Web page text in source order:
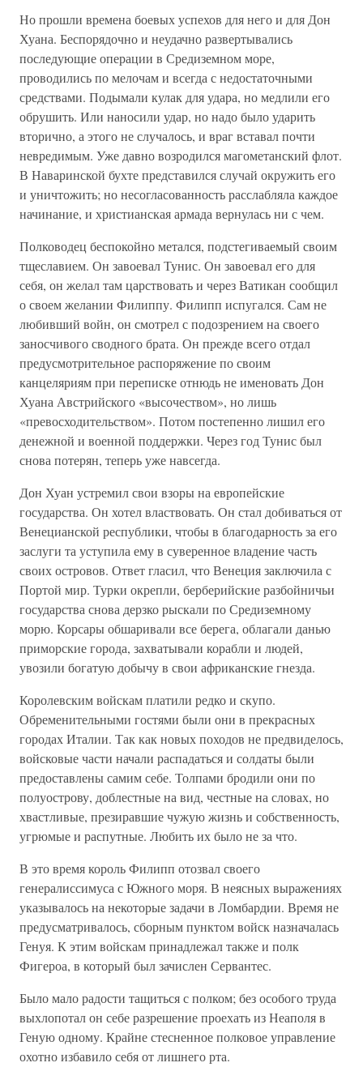
Но прошли времена боевых успехов для него и для Дон
Хуана. Беспорядочно и неудачно развертывались
последующие операции в Средиземном море,
проводились по мелочам и всегда с недостаточными
средствами. Подымали кулак для удара, но медлили его
обрушить. Или наносили удар, но надо было ударить
вторично, а этого не случалось, и враг вставал почти
невредимым. Уже давно возродился магометанский флот.
В Наваринской бухте представился случай окружить его
и уничтожить; но несогласованность расслабляла каждое
начинание, и христианская армада вернулась ни с чем.
Полководец беспокойно метался, подстегиваемый своим
тщеславием. Он завоевал Тунис. Он завоевал его для
себя, он желал там царствовать и через Ватикан сообщил
о своем желании Филиппу. Филипп испугался. Сам не
любивший войн, он смотрел с подозрением на своего
заносчивого сводного брата. Он прежде всего отдал
предусмотрительное распоряжение по своим
канцеляриям при переписке отнюдь не именовать Дон
Хуана Австрийского «высочеством», но лишь
«превосходительством». Потом постепенно лишил его
денежной и военной поддержки. Через год Тунис был
снова потерян, теперь уже навсегда.
Дон Хуан устремил свои взоры на европейские
государства. Он хотел властвовать. Он стал добиваться от
Венецианской республики, чтобы в благодарность за его
заслуги та уступила ему в суверенное владение часть
своих островов. Ответ гласил, что Венеция заключила с
Портой мир. Турки окрепли, берберийские разбойничьи
государства снова дерзко рыскали по Средиземному
морю. Корсары обшаривали все берега, облагали данью
приморские города, захватывали корабли и людей,
увозили богатую добычу в свои африканские гнезда.
Королевским войскам платили редко и скупо.
Обременительными гостями были они в прекрасных
городах Италии. Так как новых походов не предвиделось,
войсковые части начали распадаться и солдаты были
предоставлены самим себе. Толпами бродили они по
полуострову, доблестные на вид, честные на словах, но
хвастливые, презиравшие чужую жизнь и собственность,
угрюмые и распутные. Любить их было не за что.
В это время король Филипп отозвал своего
генералиссимуса с Южного моря. В неясных выражениях
указывалось на некоторые задачи в Ломбардии. Время не
предусматривалось, сборным пунктом войск назначалась
Генуя. К этим войскам принадлежал также и полк
Фигероа, в который был зачислен Сервантес.
Было мало радости тащиться с полком; без особого труда
выхлопотал он себе разрешение проехать из Неаполя в
Геную одному. Крайне стесненное полковое управление
охотно избавило себя от лишнего рта.